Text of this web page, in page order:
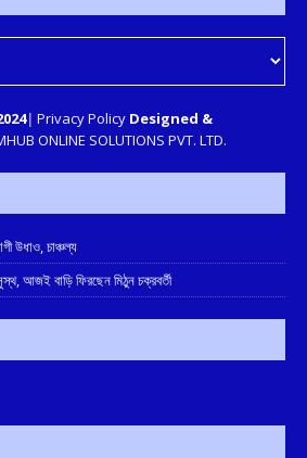
| Privacy Policy Designed &
ONLINE SOLUTIONS PVT. LTD.
উধাও, চাঞ্চল্য
আজই বাড়ি ফিরছেন মিঠুন চক্রবর্তী